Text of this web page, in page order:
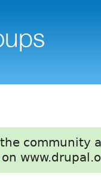
community
on